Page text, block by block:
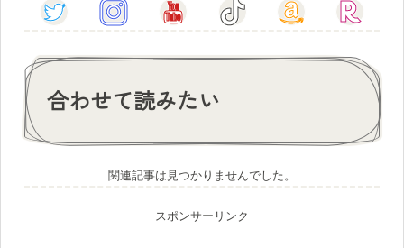
合わせて読みたい
関連記事は見つかりませんでした。
スポンサーリンク